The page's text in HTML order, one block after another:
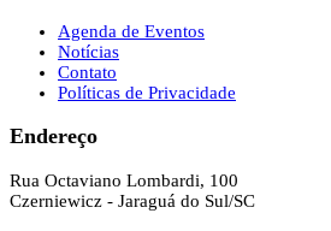
Agenda de Eventos
Notícias
Contato
Políticas de Privacidade
Endereço
Rua Octaviano Lombardi, 100
Czerniewicz - Jaraguá do Sul/SC